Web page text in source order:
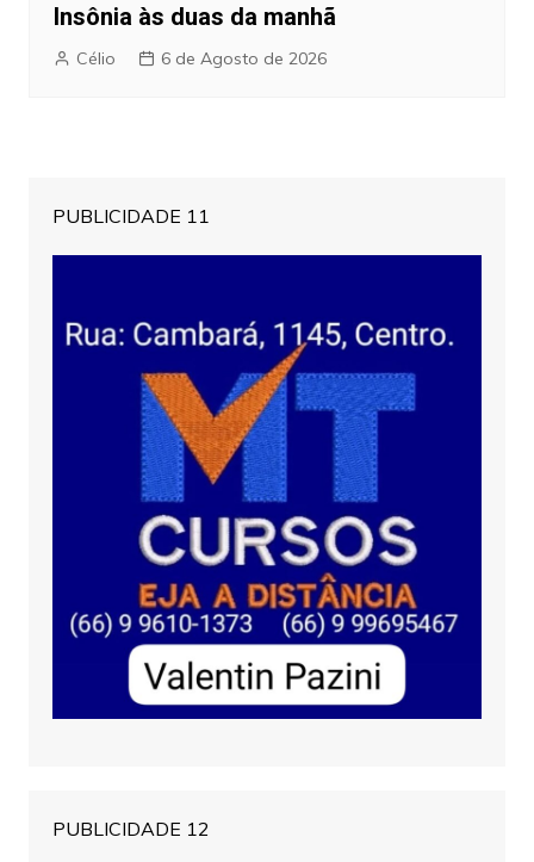
Insônia às duas da manhã
Célio 6 de Agosto de 2026
PUBLICIDADE 11
PUBLICIDADE 12